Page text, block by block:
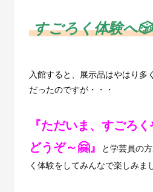
すごろく体験へ
入館すると、展示品はやはり多
だったのですが・・・
『ただいま、すごろ
どうぞ～🤗』
と学芸員の
く体験をしてみんなで楽しみま